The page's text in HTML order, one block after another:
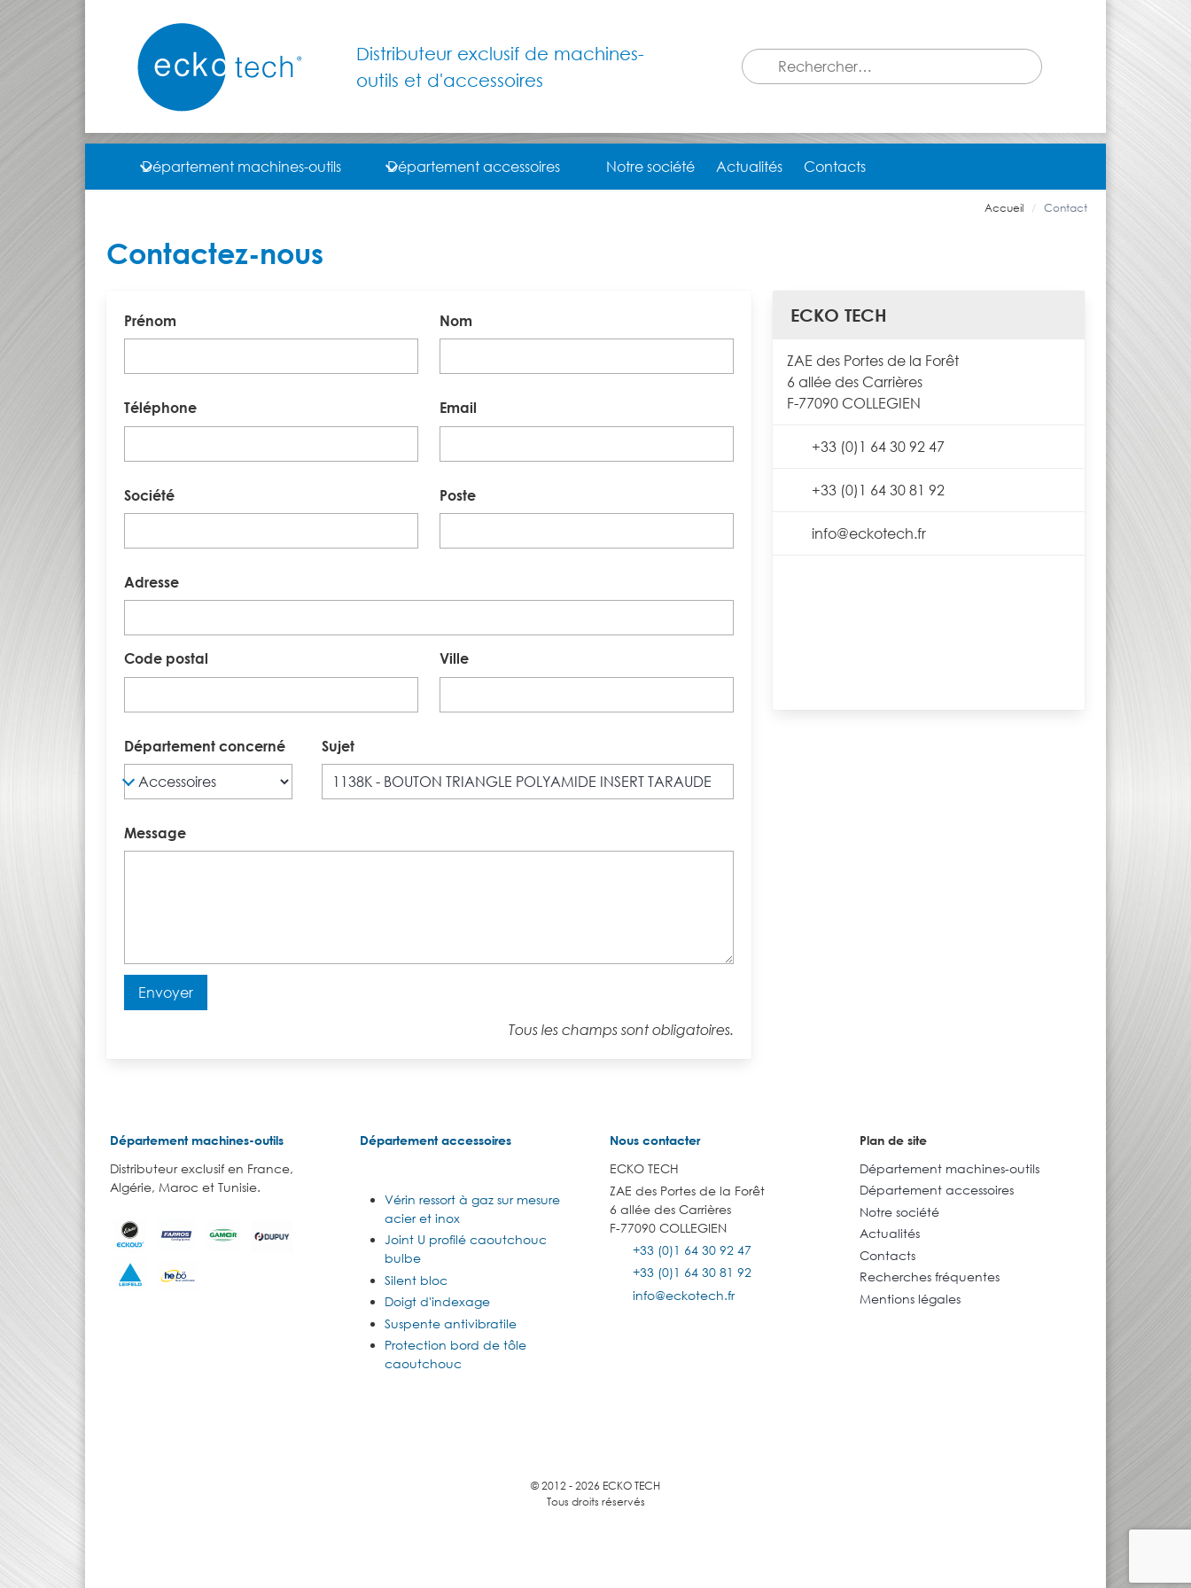
Distributeur exclusif de machines-
outils et d'accessoires
Département machines-outils Département accessoires Notre société Actualités Contacts
Accueil Contact
Contactez-nous
Prénom Nom
Téléphone Email
Société Poste
Adresse
Code postal Ville
Département concerné Sujet
Message
Envoyer
Tous les champs sont obligatoires.
ECKO TECH
ZAE des Portes de la Forêt
6 allée des Carrières
F-77090 COLLEGIEN
+33 (0)1 64 30 92 47
+33 (0)1 64 30 81 92
info@eckotech.fr
Département machines-outils
Distributeur exclusif en France,
Algérie, Maroc et Tunisie.
Département accessoires
Vérin ressort à gaz sur mesure
acier et inox
Joint U profilé caoutchouc
bulbe
Silent bloc
Doigt d'indexage
Suspente antivibratile
Protection bord de tôle
caoutchouc
Nous contacter
ECKO TECH
ZAE des Portes de la Forêt
6 allée des Carrières
F-77090 COLLEGIEN
+33 (0)1 64 30 92 47
+33 (0)1 64 30 81 92
info@eckotech.fr
Plan de site
Département machines-outils
Département accessoires
Notre société
Actualités
Contacts
Recherches fréquentes
Mentions légales
© 2012 - 2026 ECKO TECH
Tous droits réservés